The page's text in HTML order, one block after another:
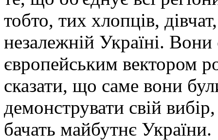
тобто, тих хлопців,
незалежній Україні.
європейським вектором
сказати, що саме вони
демонструвати свій
бачать майбутнє України.